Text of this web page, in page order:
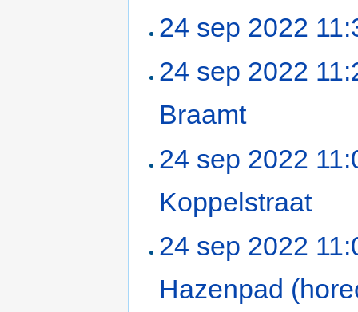
24 sep 2022
24 sep 2022
Braamt‎
24 sep 2022
Koppelstraat‎
24 sep 2022
Hazenpad